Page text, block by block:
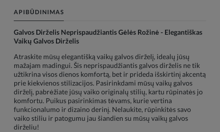
APIBŪDINIMAS
Galvos Dirželis Neprispaudžiantis Gėlės Rožinė - Elegantiškas
Vaikų Galvos Dirželis
Atraskite mūsų elegantišką vaikų galvos dirželį, idealų jūsų
mažajam madingui. Šis neprispaudžiantis galvos dirželis ne tik
užtikrina visos dienos komfortą, bet ir prideda išskirtinį akcentą
prie kiekvienos stilizacijos. Pasirinkdami mūsų vaikų galvos
dirželį, pabrėžiate jūsų vaiko originalų stilių, kartu rūpinatės jo
komfortu. Puikus pasirinkimas tėvams, kurie vertina
funkcionalumo ir dizaino derinį. Nelaukite, rūpinkitės savo
vaiko stiliu ir patogumu jau šiandien su mūsų vaikų galvos
dirželiu!